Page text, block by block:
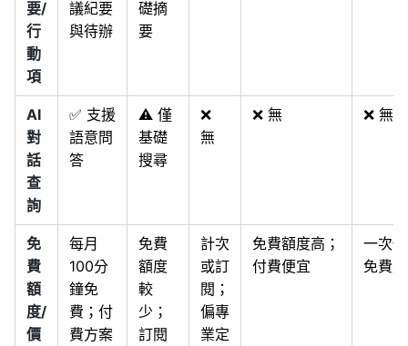
要/
行
動
項
議紀要
與待辦
礎摘
要
AI
對
話
查
詢
✅ 支援
語意問
答
⚠️ 僅
基礎
搜尋
❌
無
❌ 無 ❌ 無
免
費
額
度/
價
每月
100分
鐘免
費；付
費方案
免費
額度
較
少；
訂閱
計次
或訂
閱；
偏專
業定
免費額度高；
付費便宜
一次
免費